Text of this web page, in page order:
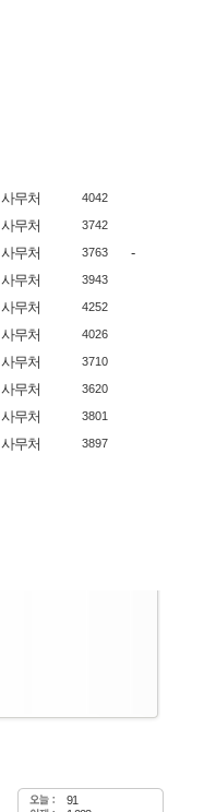
사무처 4042
사무처 3742
사무처 3763 -
사무처 3943
사무처 4252
사무처 4026
사무처 3710
사무처 3620
사무처 3801
사무처 3897
91